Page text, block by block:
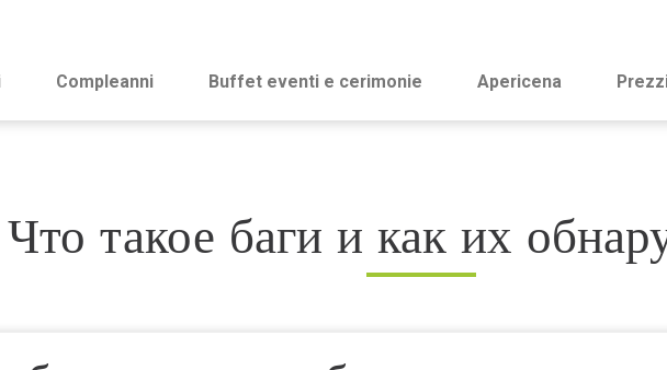
Compleanni Buffet eventi e cerimonie Apericena
Что такое баги и как их